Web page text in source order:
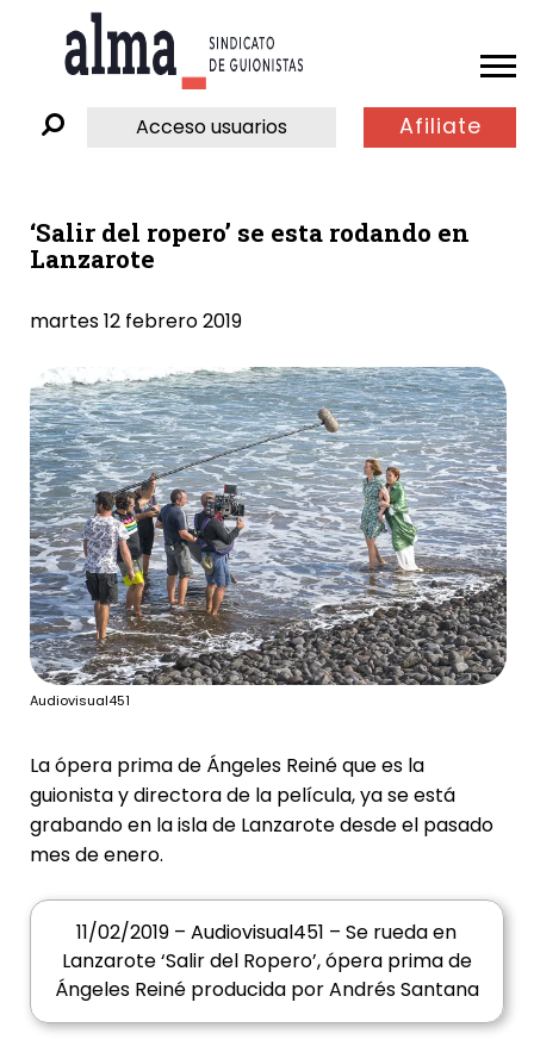
Acceso usuarios Afiliate
‘Salir del ropero’ se esta rodando en
Lanzarote
martes 12 febrero 2019
Audiovisual451
La ópera prima de Ángeles Reinéque es la
guionista y directora de la película, ya se está
grabando en la isla de Lanzarote desde el pasado
mes de enero.
11/02/2019 – Audiovisual451 – Se rueda en
Lanzarote ‘Salir del Ropero’, ópera prima de
Ángeles Reiné producida por Andrés Santana